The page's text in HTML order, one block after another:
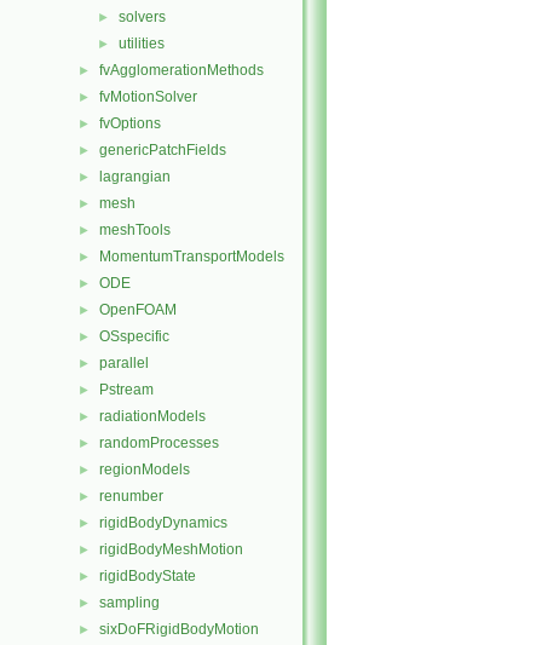
► solvers
► utilities
► fvAgglomerationMethods
► fvMotionSolver
► fvOptions
► genericPatchFields
► lagrangian
► mesh
► meshTools
► MomentumTransportModels
► ODE
► OpenFOAM
► OSspecific
► parallel
► Pstream
► radiationModels
► randomProcesses
► regionModels
► renumber
► rigidBodyDynamics
► rigidBodyMeshMotion
► rigidBodyState
► sampling
► sixDoFRigidBodyMotion